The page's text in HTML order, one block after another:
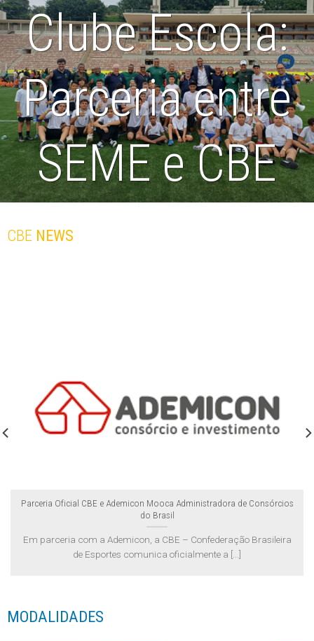
Clube Escola:
Parceria entre
SEME e CBE
oferece aulas
locais da
cidade de São
Paulo
CBE NEWS
Parceria Oficial CBE e Ademicon Mooca Administradora de Consórcios
do Brasil
Em parceria com a Ademicon, a CBE – Confederação Brasileira
de Esportes comunica oficialmente a [...]
MODALIDADES